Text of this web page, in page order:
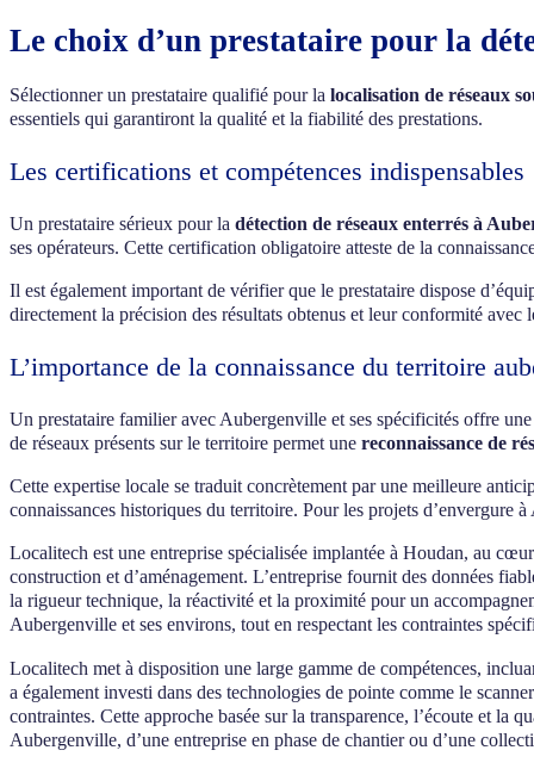
Le choix d’un prestataire pour la
Sélectionner un prestataire qualifié pour la localisation de réseaux
essentiels qui garantiront la qualité et la fiabilité des prestations.
Les certifications et compétences indispensables
Un prestataire sérieux pour la détection de réseaux enterrés à
ses opérateurs. Cette certification obligatoire atteste de la
Il est également important de vérifier que le prestataire dispose
directement la précision des résultats obtenus et leur conformité avec
L’importance de la connaissance du territoire
Un prestataire familier avec Aubergenville et ses spécificités offre
de réseaux présents sur le territoire permet une reconnaissance de
Cette expertise locale se traduit concrètement par une meilleure
connaissances historiques du territoire. Pour les projets
Localitech est une entreprise spécialisée implantée à Houdan, au
construction et d’aménagement. L’entreprise fournit des données
la rigueur technique, la réactivité et la proximité pour un
Aubergenville et ses environs, tout en respectant les contraintes
Localitech met à disposition une large gamme de compétences,
a également investi dans des technologies de pointe comme le
contraintes. Cette approche basée sur la transparence, l’écoute et la
Aubergenville, d’une entreprise en phase de chantier ou d’une